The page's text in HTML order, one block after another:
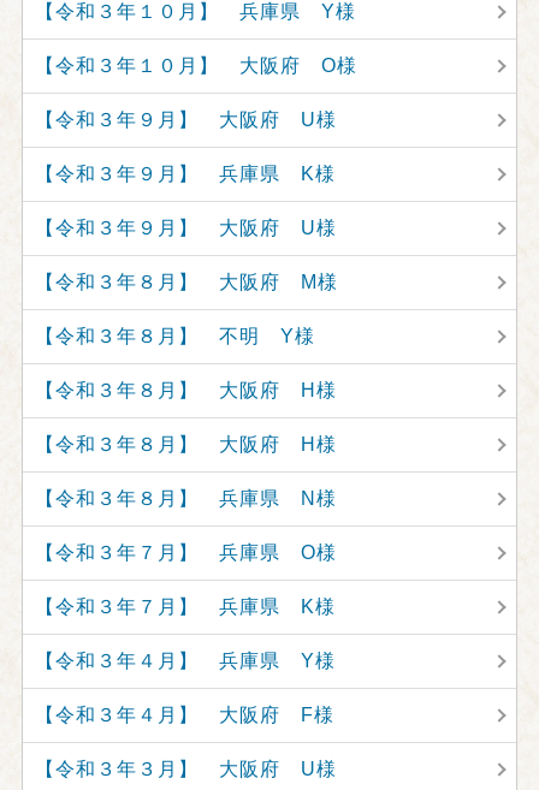
【令和３年１０月】 兵庫県 Y様
【令和３年１０月】 大阪府 O様
【令和３年９月】 大阪府 U様
【令和３年９月】 兵庫県 K様
【令和３年９月】 大阪府 U様
【令和３年８月】 大阪府 M様
【令和３年８月】 不明 Y様
【令和３年８月】 大阪府 H様
【令和３年８月】 大阪府 H様
【令和３年８月】 兵庫県 N様
【令和３年７月】 兵庫県 O様
【令和３年７月】 兵庫県 K様
【令和３年４月】 兵庫県 Y様
【令和３年４月】 大阪府 F様
【令和３年３月】 大阪府 U様